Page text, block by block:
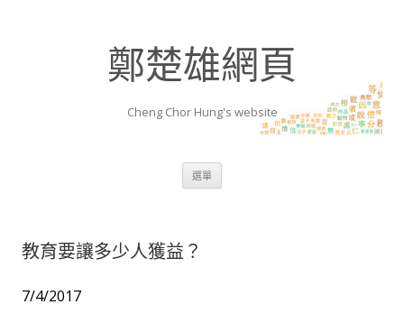
鄭楚雄網頁
Cheng Chor Hung's website
選單
教育要讓多少人獲益？
7/4/2017